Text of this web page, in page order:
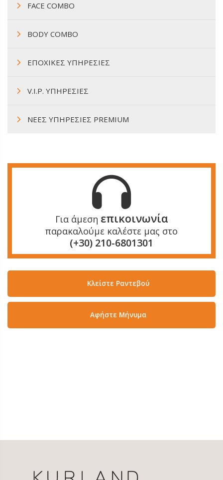
FACE COMBO
BODY COMBO
ΕΠΟΧΙΚΕΣ ΥΠΗΡΕΣΙΕΣ
V.I.P. ΥΠΗΡΕΣΙΕΣ
ΝΕΕΣ ΥΠΗΡΕΣΙΕΣ PREMIUM
Για άμεση επικοινωνία
παρακαλούμε καλέστε μας στο
(+30) 210-6801301
Κλείστε Ραντεβού
Aφήστε Μήνυμα